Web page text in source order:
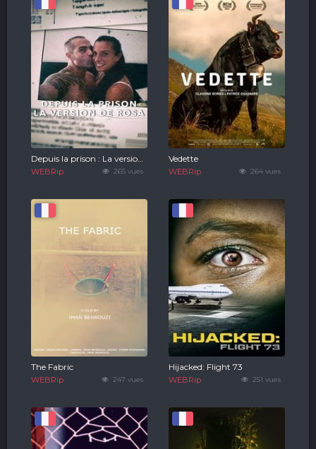
265 vues
Depuis la prison : La version de Rosa
WEBRip 264 vues
Vedette
WEBRip
247 vues
The Fabric
WEBRip 251 vues
Hijacked: Flight 73
WEBRip